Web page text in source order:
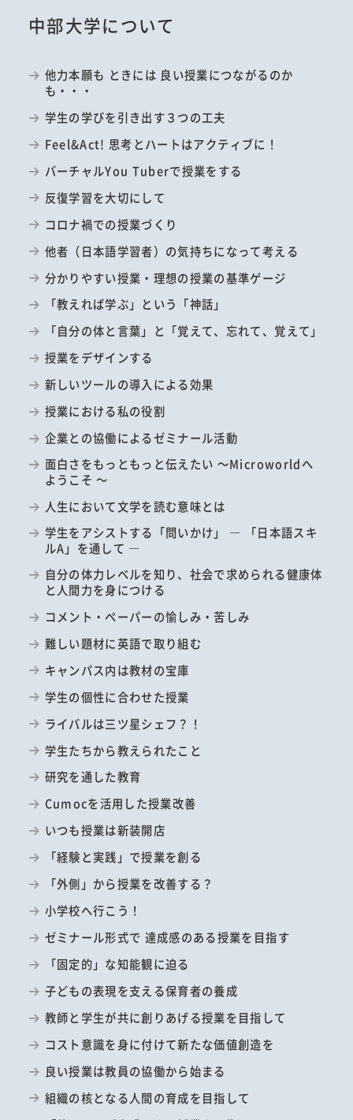
中部大学について
他力本願も ときには 良い授業につながるのか
も・・・
学生の学びを引き出す３つの工夫
Feel&Act! 思考とハートはアクティブに！
バーチャルYou Tuberで授業をする
反復学習を大切にして
コロナ禍での授業づくり
他者（日本語学習者）の気持ちになって考える
分かりやすい授業・理想の授業の基準ゲージ
「教えれば学ぶ」という「神話」
「自分の体と言葉」と「覚えて、忘れて、覚えて」
授業をデザインする
新しいツールの導入による効果
授業における私の役割
企業との協働によるゼミナール活動
面白さをもっともっと伝えたい ～Microworldへ
ようこそ ～
人生において文学を読む意味とは
学生をアシストする「問いかけ」 ― 「日本語スキ
ルA」を通して ―
自分の体力レベルを知り、社会で求められる健康体
と人間力を身につける
コメント・ペーパーの愉しみ・苦しみ
難しい題材に英語で取り組む
キャンパス内は教材の宝庫
学生の個性に合わせた授業
ライバルは三ツ星シェフ？！
学生たちから教えられたこと
研究を通した教育
Cumocを活用した授業改善
いつも授業は新装開店
「経験と実践」で授業を創る
「外側」から授業を改善する？
小学校へ行こう！
ゼミナール形式で 達成感のある授業を目指す
「固定的」な知能観に迫る
子どもの表現を支える保育者の養成
教師と学生が共に創りあげる授業を目指して
コスト意識を身に付けて新たな価値創造を
良い授業は教員の協働から始まる
組織の核となる人間の育成を目指して